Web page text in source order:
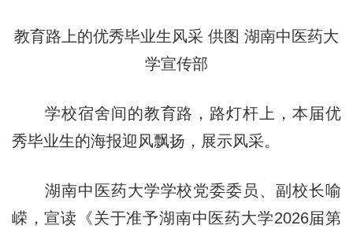
教育路上的优秀毕业生风采 供图 湖南中医药大
学宣传部
学校宿舍间的教育路，路灯杆上，本届优
秀毕业生的海报迎风飘扬，展示风采。
湖南中医药大学学校党委委员、副校长喻
嵘，宣读《关于准予湖南中医药大学2026届第